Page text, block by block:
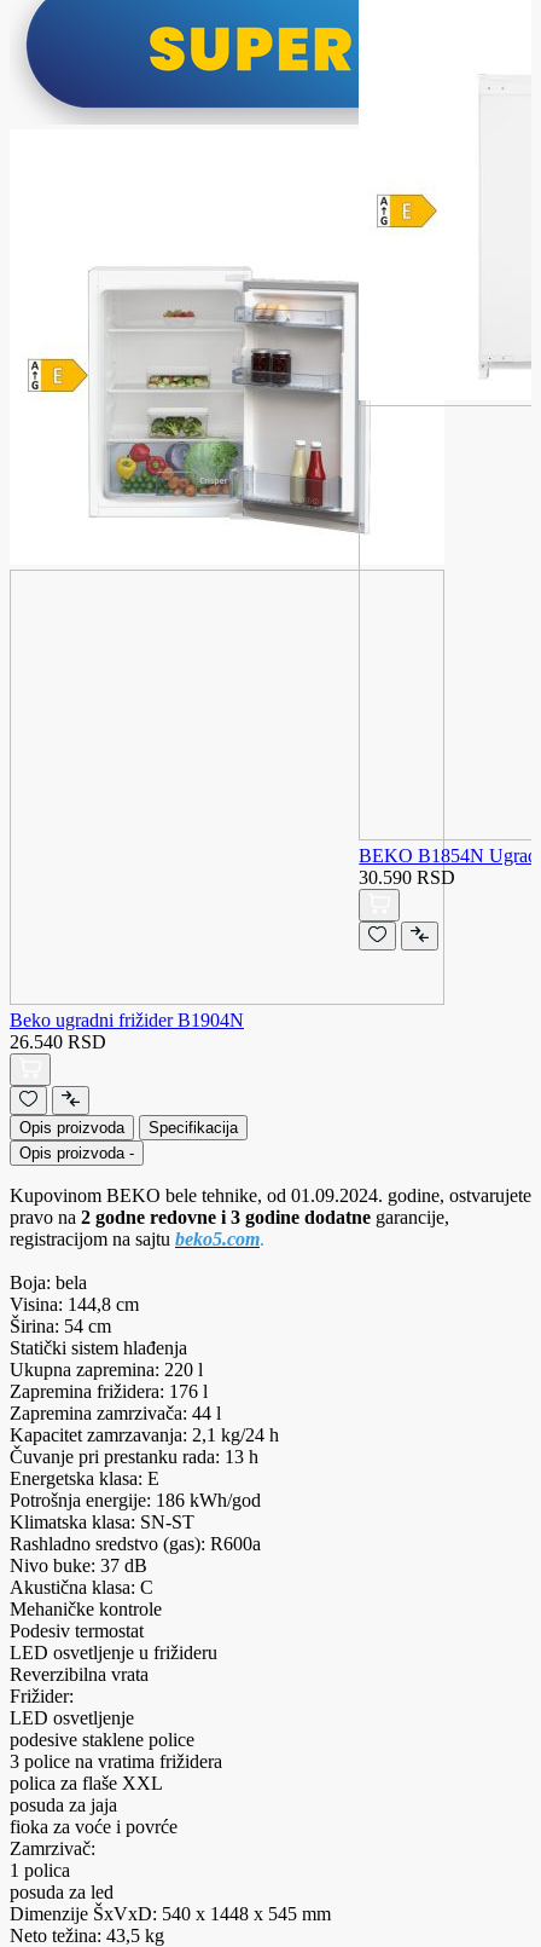
Beko ugradni frižider B1904N
26.540 RSD
BEKO B1854N
30.590 RSD
Opis proizvoda
Specifikacija
Opis proizvoda -
Kupovinom BEKO bele tehnike, od 01.09.2024. godine, ostvarujete
pravo na 2 godne redovne i 3 godine dodatne garancije,
registracijom na sajtu beko5.com.
Boja: bela
Visina: 144,8 cm
Širina: 54 cm
Statički sistem hlađenja
Ukupna zapremina: 220 l
Zapremina frižidera: 176 l
Zapremina zamrzivača: 44 l
Kapacitet zamrzavanja: 2,1 kg/24 h
Čuvanje pri prestanku rada: 13 h
Energetska klasa: E
Potrošnja energije: 186 kWh/god
Klimatska klasa: SN-ST
Rashladno sredstvo (gas): R600a
Nivo buke: 37 dB
Akustična klasa: C
Mehaničke kontrole
Podesiv termostat
LED osvetljenje u frižideru
Reverzibilna vrata
Frižider:
LED osvetljenje
podesive staklene police
3 police na vratima frižidera
polica za flaše XXL
posuda za jaja
fioka za voće i povrće
Zamrzivač:
1 polica
posuda za led
Dimenzije ŠxVxD: 540 x 1448 x 545 mm
Neto težina: 43,5 kg